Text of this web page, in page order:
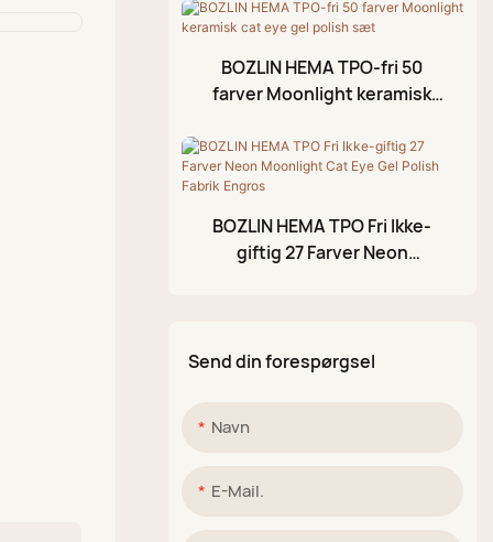
3D-modelleringsgel
Knækket gelpolering
Glitrende mudderpalet
BOZLIN HEMA TPO-fri 50
farver Moonlight keramisk
BOZLIN HEMA TPO Fri Ikke-
giftig 27 Farver Neon
Send din forespørgsel
Navn
E-Mail.